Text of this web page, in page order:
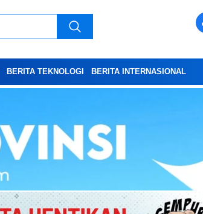
BERITA TEKNOLOGI BERITA INTERNASIONAL